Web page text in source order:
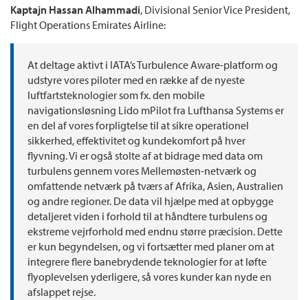
Kaptajn Hassan Alhammadi, Divisional Senior Vice President,
Flight Operations Emirates Airline:
At deltage aktivt i IATA’s Turbulence Aware-platform og
udstyre vores piloter med en række af de nyeste
luftfartsteknologier som fx. den mobile
navigationsløsning Lido mPilot fra Lufthansa Systems er
en del af vores forpligtelse til at sikre operationel
sikkerhed, effektivitet og kundekomfort på hver
flyvning. Vi er også stolte af at bidrage med data om
turbulens gennem vores Mellemøsten-netværk og
omfattende netværk på tværs af Afrika, Asien, Australien
og andre regioner. De data vil hjælpe med at opbygge
detaljeret viden i forhold til at håndtere turbulens og
ekstreme vejrforhold med endnu større præcision. Dette
er kun begyndelsen, og vi fortsætter med planer om at
integrere flere banebrydende teknologier for at løfte
flyoplevelsen yderligere, så vores kunder kan nyde en
afslappet rejse.